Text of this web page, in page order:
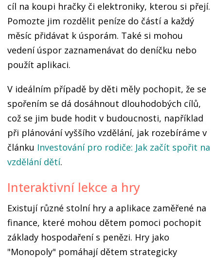
cíl na koupi hračky či elektroniky, kterou si přejí.
Pomozte jim rozdělit peníze do částí a každý
měsíc přidávat k úsporám. Také si mohou
vedení úspor zaznamenávat do deníčku nebo
použít aplikaci.
V ideálním případě by děti měly pochopit, že se
spořením se dá dosáhnout dlouhodobých cílů,
což se jim bude hodit v budoucnosti, například
při plánování vyššího vzdělání, jak rozebíráme v
článku Investování pro rodiče: Jak začít spořit na
vzdělání dětí.
Interaktivní lekce a hry
Existují různé stolní hry a aplikace zaměřené na
finance, které mohou dětem pomoci pochopit
základy hospodaření s penězi. Hry jako
"Monopoly" pomáhají dětem strategicky